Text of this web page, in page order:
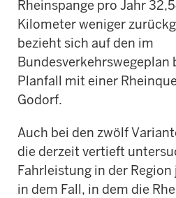
Rheinspange pro Jahr
Kilometer weniger
bezieht sich auf den im
Bundesverkehrswegeplan
Planfall mit einer
Godorf.
Auch bei den zwölf
die derzeit vertieft
Fahrleistung in der
in dem Fall, in dem die